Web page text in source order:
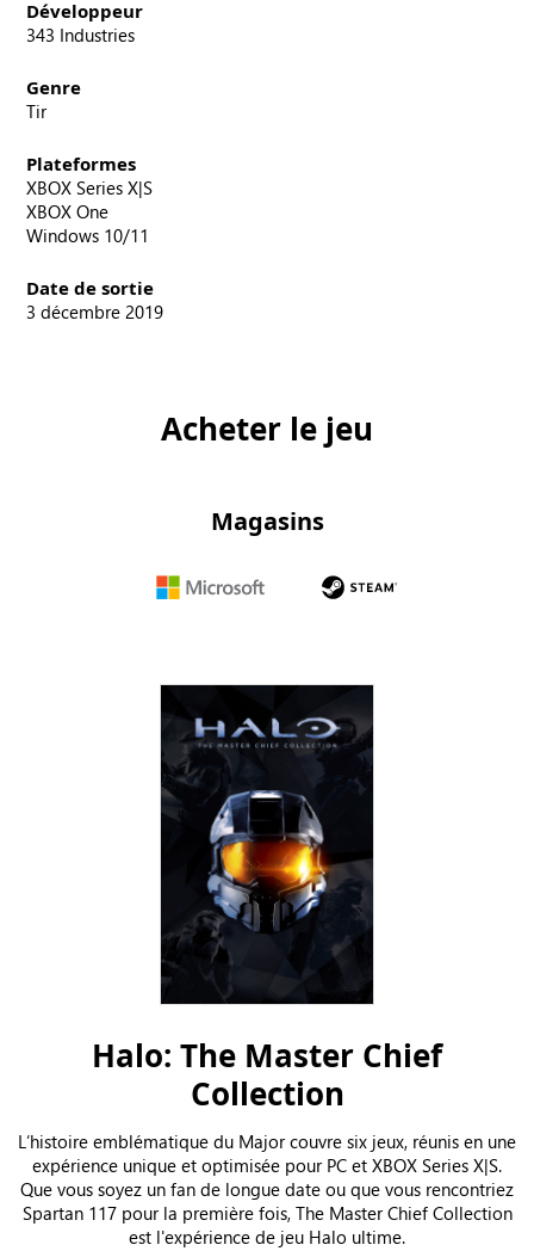
Développeur
343 Industries
Genre
Tir
Plateformes
XBOX Series X|S
XBOX One
Windows 10/11
Date de sortie
3 décembre 2019
Acheter le jeu
Magasins
Halo: The Master Chief
Collection
L’histoire emblématique du Major couvre six jeux, réunis en une
expérience unique et optimisée pour PC et XBOX Series X|S.
Que vous soyez un fan de longue date ou que vous rencontriez
Spartan 117 pour la première fois, The Master Chief Collection
est l'expérience de jeu Halo ultime.